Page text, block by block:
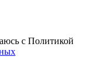
с Политикой